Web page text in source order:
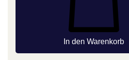
In den Warenkorb